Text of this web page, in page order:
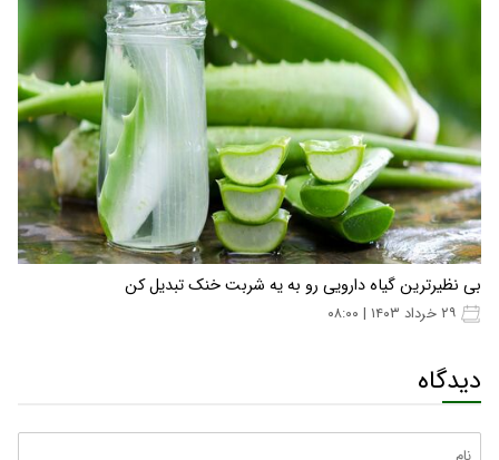
بی نظیرترین گیاه دارویی رو به یه شربت خنک تبدیل کن
دیدگاه